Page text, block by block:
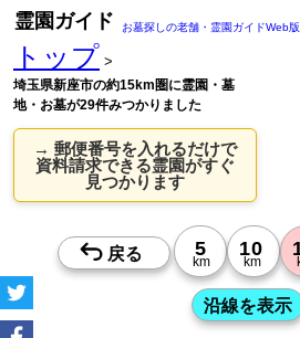
霊園ガイド お墓探しの老舗・霊園ガイドWeb版
トップ >
埼玉県新座市の約15km圏に霊園・墓
地・お墓が29件みつかりました
→ 郵便番号を入れるだけで
資料請求できる霊園がすぐ
見つかります